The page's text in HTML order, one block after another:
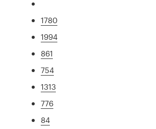
1780
1994
861
754
1313
776
84